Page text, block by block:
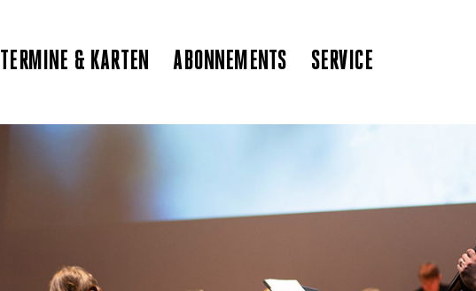
TERMINE & KARTEN ABONNEMENTS SERVICE